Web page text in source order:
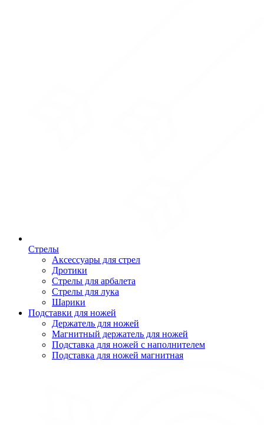
Стрелы
Аксессуары для стрел
Дротики
Стрелы для арбалета
Стрелы для лука
Шарики
Подставки для ножей
Держатель для ножей
Магнитный держатель для ножей
Подставка для ножей с наполнителем
Подставка для ножей магнитная